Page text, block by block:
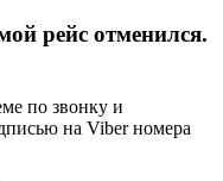
рейс отменился.
по звонку и
на Viber номера